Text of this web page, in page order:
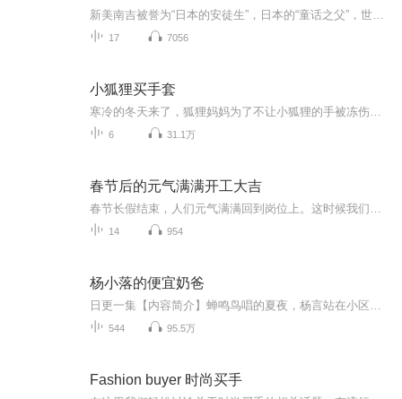
17 7056
小狐狸买手套
6 31.1万
春节后的元气满满开工大吉
14 954
杨小落的便宜奶爸
544 95.5万
Fashion buyer 时尚买手